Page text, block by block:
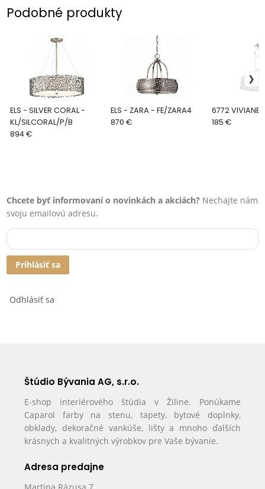
Podobné produkty
ELS - SILVER CORAL -
KL/SILCORAL/P/B
894 €
ELS - ZARA - FE/ZARA4
870 €
6772 VIVIANE
185 €
Chcete byť informovaní o novinkách a akciách? Nechajte nám
svoju emailovú adresu.
Prihlásiť sa
Odhlásiť sa
Štúdio Bývania AG, s.r.o.
E-shop interiérového štúdia v Žiline. Ponúkame
Caparol farby na stenu, tapety, bytové doplnky,
obklady, dekoračné vankúše, lišty a mnoho ďalších
krásnych a kvalitných výrobkov pre Vaše bývanie.
Adresa predajne